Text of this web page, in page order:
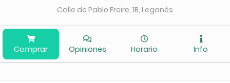
Calle de Pablo Freire, 1B, Leganés
Comprar Opiniones Horario Info